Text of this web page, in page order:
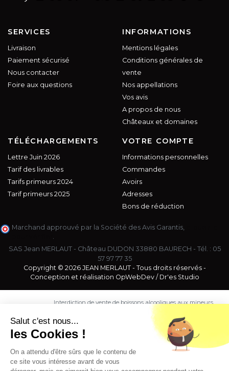
SERVICES
Livraison
Paiement sécurisé
Nous contacter
Foire aux questions
INFORMATIONS
Mentions légales
Conditions générales de
vente
Nos appellations
Vos avis
A propos de nous
Châteaux et domaines
TÉLÉCHARGEMENTS
Lettre Juin 2026
Tarif des livrables
Tarifs primeurs 2024
Tarif primeurs 2025
VOTRE COMPTE
Informations personnelles
Commandes
Avoirs
Adresses
Bons de réduction
Marchand approuvé par la Société des Avis Garantis,
SAS Jean MERLAUT - Château DUDON 33880 BAURECH - Tél. : 05
57 97 77 35
Copyright © 2026 JEAN MERLAUT - Tous droits réservés -
Conception et réalisation OpWebDev/ Dr'es Studio
Interdiction de vente de boissons alcooliques aux mineurs
de moins de 18 ans. La preuve de majorité de l'acheteur
est exigée au moment de la vente en ligne.
CODE DE LA SANTE PUBLIQUE, ART. L. 3342-1 et L. 3353-3
L'abus d'alcool est dangereux pour la santé. Sachez
Salut c'est nous...
les Cookies !
On a attendu d'être sûrs que le contenu de
ce site vous intéresse avant de vous